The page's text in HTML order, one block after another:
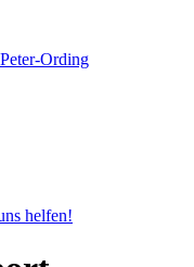
Ording
helfen!